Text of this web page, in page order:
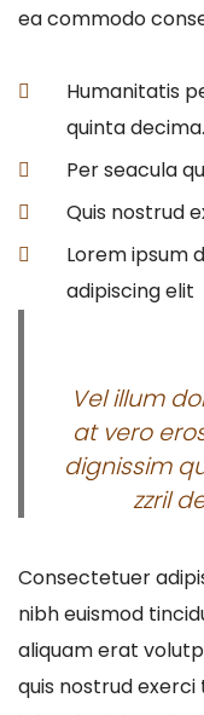
ea commodo
Humanitatis
quinta
Per seacula
Quis nostrud
Lorem ipsum
adipiscing elit
Vel illum
at vero
dignissim
zzril
Consectetuer
nibh euismod
aliquam erat
quis nostrud